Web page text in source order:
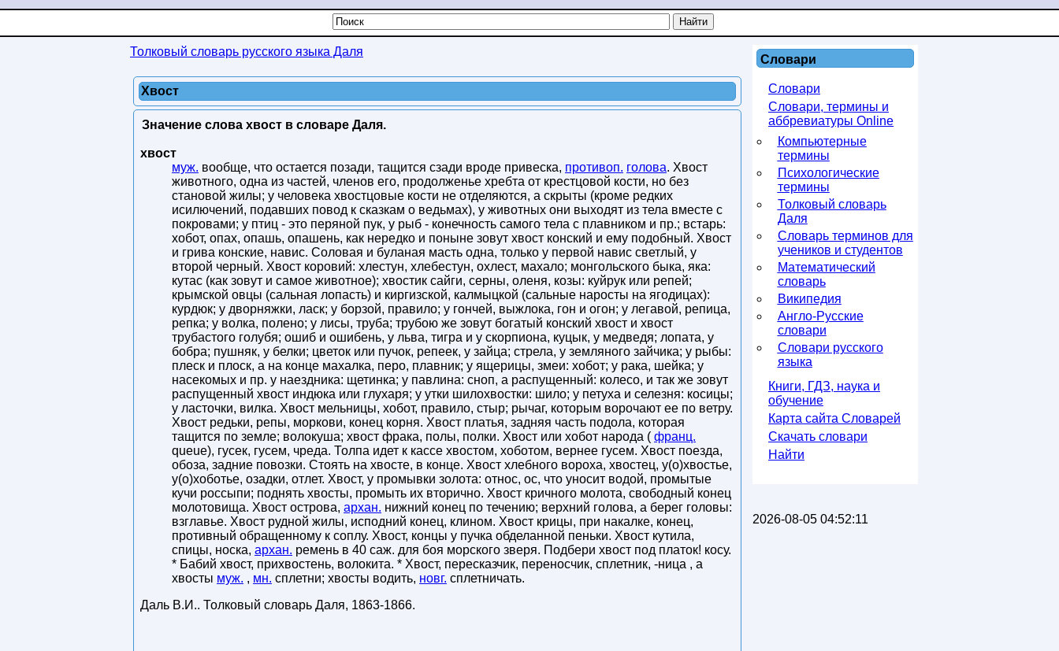
Толковый словарь русского языка Даля
Хвост
Значение слова хвост в словаре Даля.
хвост
муж. вообще, что остается позади, тащится сзади вроде привеска, противоп. голова. Хвост
животного, одна из частей, членов его, продолженье хребта от крестцовой кости, но без
становой жилы; у человека хвостцовые кости не отделяются, а скрыты (кроме редких
исилючений, подавших повод к сказкам о ведьмах), у животных они выходят из тела вместе с
покровами; у птиц - это перяной пук, у рыб - конечность самого тела с плавником и пр.; встарь:
хобот, опах, опашь, опашень, как нередко и поныне зовут хвост конский и ему подобный. Хвост
и грива конские, навис. Соловая и буланая масть одна, только у первой навис светлый, у
второй черный. Хвост коровий: хлестун, хлебестун, охлест, махало; монгольского быка, яка:
кутас (как зовут и самое животное); хвостик сайги, серны, оленя, козы: куйрук или репей;
крымской овцы (сальная лопасть) и киргизской, калмыцкой (сальные наросты на ягодицах):
курдюк; у дворняжки, ласк; у борзой, правило; у гончей, выжлока, гон и огон; у легавой, репица,
репка; у волка, полено; у лисы, труба; трубою же зовут богатый конский хвост и хвост
трубастого голубя; ошиб и ошибень, у льва, тигра и у скорпиона, куцык, у медведя; лопата, у
бобра; пушняк, у белки; цветок или пучок, репеек, у зайца; стрела, у земляного зайчика; у рыбы:
плеск и плоск, а на конце махалка, перо, плавник; у ящерицы, змеи: хобот; у рака, шейка; у
насекомых и пр. у наездника: щетинка; у павлина: сноп, а распущенный: колесо, и так же зовут
распущенный хвост индюка или глухаря; у утки шилохвостки: шило; у петуха и селезня: косицы;
у ласточки, вилка. Хвост мельницы, хобот, правило, стыр; рычаг, которым ворочают ее по ветру.
Хвост редьки, репы, моркови, конец корня. Хвост платья, задняя часть подола, которая
тащится по земле; волокуша; хвост фрака, полы, полки. Хвост или хобот народа ( франц.
queue), гусек, гусем, чреда. Толпа идет к кассе хвостом, хоботом, вернее гусем. Хвост поезда,
обоза, задние повозки. Стоять на хвосте, в конце. Хвост хлебного вороха, хвостец, у(о)хвостье,
у(о)хоботье, озадки, отлет. Хвост, у промывки золота: относ, ос, что уносит водой, промытые
кучи россыпи; поднять хвосты, промыть их вторично. Хвост кричного молота, свободный конец
молотовища. Хвост острова, архан. нижний конец по течению; верхний голова, а берег головы:
взглавье. Хвост рудной жилы, исподний конец, клином. Хвост крицы, при накалке, конец,
противный обращенному к соплу. Хвост, концы у пучка обделанной пеньки. Хвост кутила,
спицы, носка, архан. ремень в 40 саж. для боя морского зверя. Подбери хвост под платок! косу.
* Бабий хвост, прихвостень, волокита. * Хвост, пересказчик, переносчик, сплетник, -ница , а
хвосты муж. , мн. сплетни; хвосты водить, новг. сплетничать.
Даль В.И.. Толковый словарь Даля, 1863-1866.
Словари
Словари
Словари, термины и
аббревиатуры Online
Компьютерные
термины
Психологические
термины
Толковый словарь
Даля
Словарь терминов для
учеников и студентов
Математический
словарь
Википедия
Англо-Русские
словари
Словари русского
языка
Книги, ГДЗ, наука и
обучение
Карта сайта Словарей
Скачать словари
Найти
2026-08-05 04:52:11